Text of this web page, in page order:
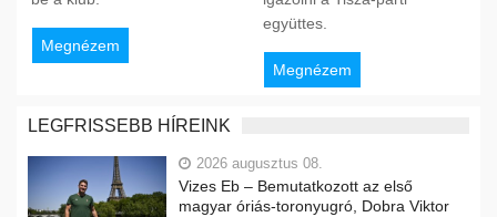
Megnézem
együttes.
Megnézem
LEGFRISSEBB HÍREINK
2026 augusztus 08.
Vizes Eb – Bemutatkozott az első
magyar óriás-toronyugró, Dobra Viktor